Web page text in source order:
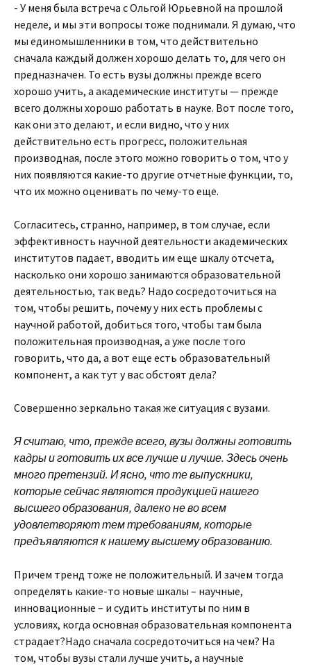
- У меня была встреча с Ольгой Юрьевной на прошлой
неделе, и мы эти вопросы тоже поднимали. Я думаю, что
мы единомышленники в том, что действительно
сначала каждый должен хорошо делать то, для чего он
предназначен. То есть вузы должны прежде всего
хорошо учить, а академические институты — прежде
всего должны хорошо работать в науке. Вот после того,
как они это делают, и если видно, что у них
действительно есть прогресс, положительная
производная, после этого можно говорить о том, что у
них появляются какие-то другие отчетные функции, то,
что их можно оценивать по чему-то еще.
Согласитесь, странно, например, в том случае, если
эффективность научной деятельности академических
институтов падает, вводить им еще шкалу отсчета,
насколько они хорошо занимаются образовательной
деятельностью, так ведь? Надо сосредоточиться на
том, чтобы решить, почему у них есть проблемы с
научной работой, добиться того, чтобы там была
положительная производная, а уже после того
говорить, что да, а вот еще есть образовательный
компонент, а как тут у вас обстоят дела?
Совершенно зеркально такая же ситуация с вузами.
Я считаю, что, прежде всего, вузы должны готовить
кадры и готовить их все лучше и лучше. Здесь очень
много претензий. И ясно, что те выпускники,
которые сейчас являются продукцией нашего
высшего образования, далеко не во всем
удовлетворяют тем требованиям, которые
предъявляются к нашему высшему образованию.
Причем тренд тоже не положительный. И зачем тогда
определять какие-то новые шкалы – научные,
инновационные – и судить институты по ним в
условиях, когда основная образовательная компонента
страдает?Надо сначала сосредоточиться на чем? На
том, чтобы вузы стали лучше учить, а научные